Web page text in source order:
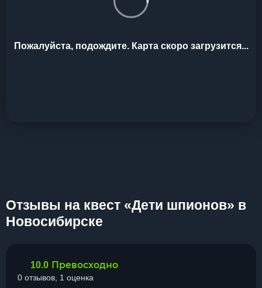
Пожалуйста, подождите. Карта скоро загрузится...
Отзывы на квест «Дети шпионов» в
Новосибирске
10.0 Превосходно
0 отзывов, 1 оценка